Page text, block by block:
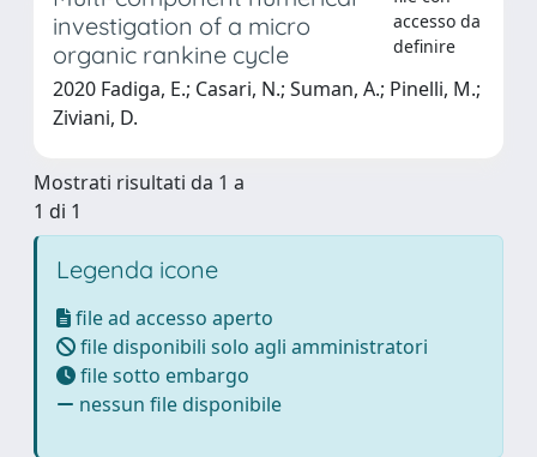
investigation of a micro
organic rankine cycle
accesso da
definire
2020 Fadiga, E.; Casari, N.; Suman, A.; Pinelli, M.;
Ziviani, D.
Mostrati risultati da 1 a
1 di 1
Legenda icone
file ad accesso aperto
file disponibili solo agli amministratori
file sotto embargo
nessun file disponibile